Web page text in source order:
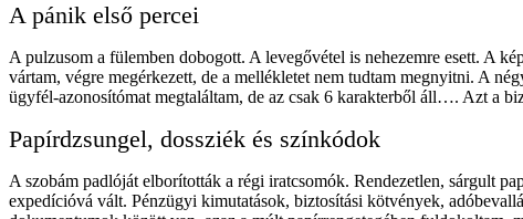
A pánik első percei
A pulzusom a fülemben dobogott. A levegővétel is nehezemre esett. A
vártam, végre megérkezett, de a mellékletet nem tudtam megnyitni. A
ügyfél-azonosítómat megtaláltam, de az csak 6 karakterből áll…. Azt a
Papírdzsungel, dossziék és színkódok
A szobám padlóját elborították a régi iratcsomók. Rendezetlen, sárgult
expedícióvá vált. Pénzügyi kimutatások, biztosítási kötvények,